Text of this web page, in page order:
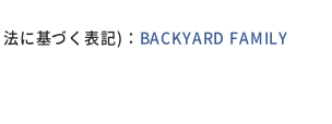
に基づく表記)： BACKYARD FAMILY